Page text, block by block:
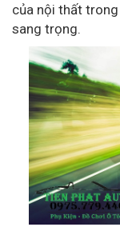
của nội thất
sang trọng.